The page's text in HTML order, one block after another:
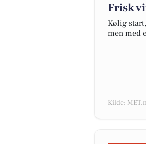
Frisk
Kølig
men med
Kilde: